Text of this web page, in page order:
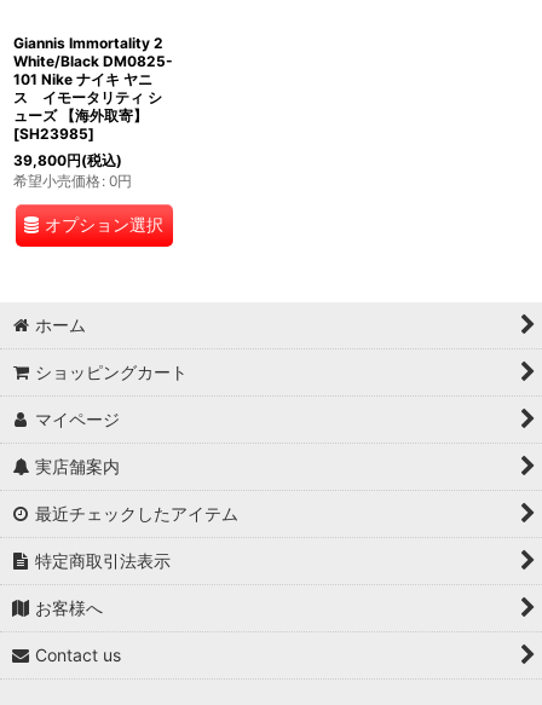
Giannis Immortality 2
White/Black DM0825-
101 Nike ナイキ ヤニ
ス イモータリティ シ
ューズ 【海外取寄】
[SH23985]
39,800円(税込)
希望小売価格: 0円
オプション選択
ホーム
ショッピングカート
マイページ
実店舗案内
最近チェックしたアイテム
特定商取引法表示
お客様へ
Contact us